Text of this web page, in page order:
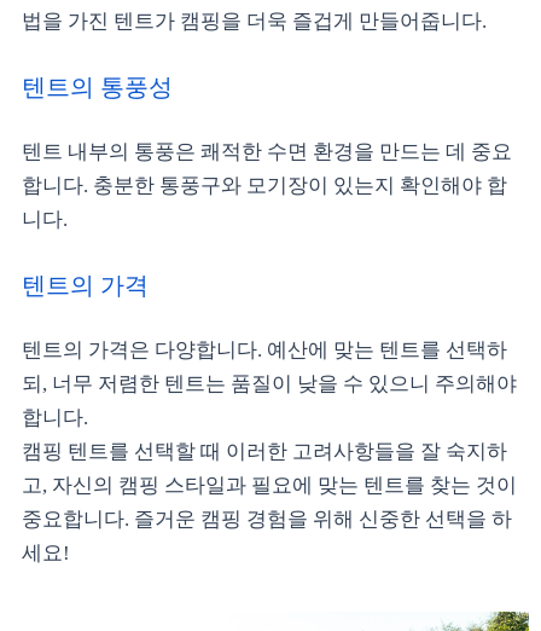
법을 가진 텐트가 캠핑을 더욱 즐겁게 만들어줍니다.
텐트의 통풍성
텐트 내부의 통풍은 쾌적한 수면 환경을 만드는 데 중요
합니다. 충분한 통풍구와 모기장이 있는지 확인해야 합
니다.
텐트의 가격
텐트의 가격은 다양합니다. 예산에 맞는 텐트를 선택하
되, 너무 저렴한 텐트는 품질이 낮을 수 있으니 주의해야
합니다.
캠핑 텐트를 선택할 때 이러한 고려사항들을 잘 숙지하
고, 자신의 캠핑 스타일과 필요에 맞는 텐트를 찾는 것이
중요합니다. 즐거운 캠핑 경험을 위해 신중한 선택을 하
세요!